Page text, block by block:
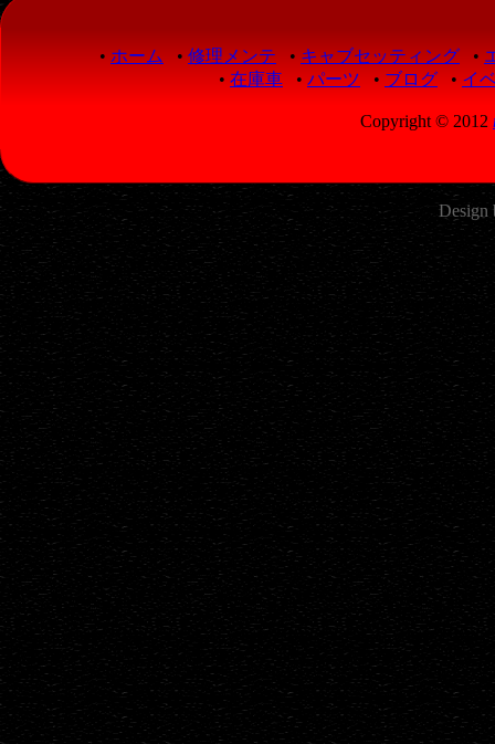
• ホーム • 修理メンテ • キャブセッティング•
• 在庫車 • パーツ • ブログ• イ
Copyright © 2012